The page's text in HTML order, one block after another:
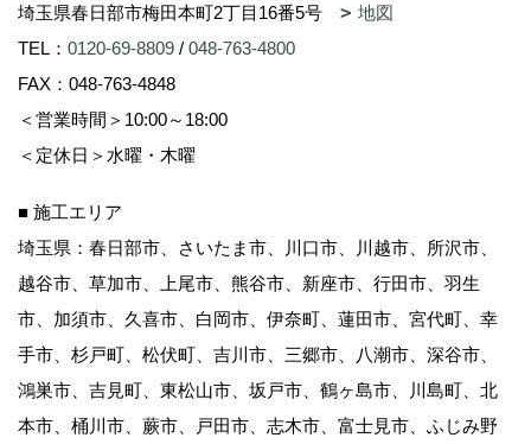
埼玉県春日部市梅田本町2丁目16番5号
地図
TEL： 0120-69-8809 / 048-763-4800
FAX：048-763-4848
＜営業時間＞10:00～18:00
＜定休日＞水曜・木曜
■ 施工エリア
埼玉県：春日部市、さいたま市、川口市、川越市、所沢市、
越谷市、草加市、上尾市、熊谷市、新座市、行田市、羽生
市、加須市、久喜市、白岡市、伊奈町、蓮田市、宮代町、幸
手市、杉戸町、松伏町、吉川市、三郷市、八潮市、深谷市、
鴻巣市、吉見町、東松山市、坂戸市、鶴ヶ島市、川島町、北
本市、桶川市、蕨市、戸田市、志木市、富士見市、ふじみ野